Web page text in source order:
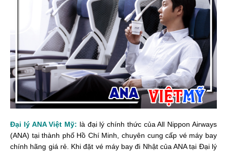
Đại lý ANA Việt Mỹ: là đại lý chính thức của All Nippon Airways
(ANA) tại thành phố Hồ Chí Minh, chuyên cung cấp vé máy bay
chính hãng giá rẻ. Khi đặt vé máy bay đi Nhật của ANA tại Đại lý